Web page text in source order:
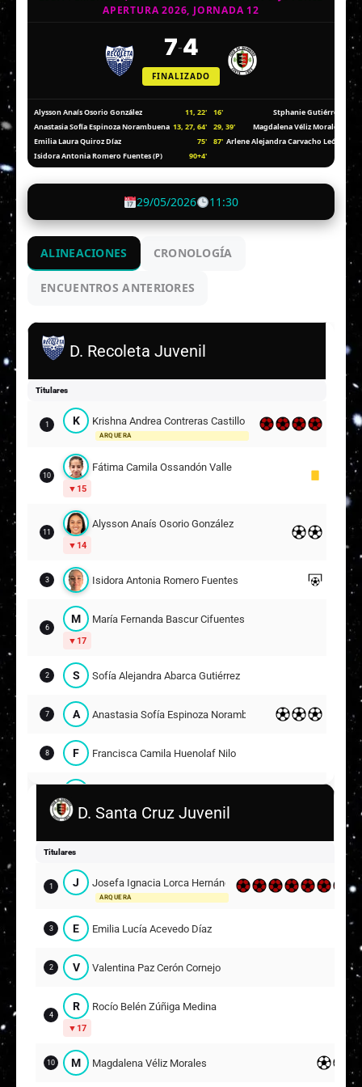
APERTURA 2026, JORNADA 12
7-4
FINALIZADO
Alysson Anaís Osorio González
11, 22'
Anastasia Sofía Espinoza Norambuena 13, 27, 64'
Emilia Laura Quiroz Díaz
75'
Isidora Antonia Romero Fuentes (P)
90+4'
16'
Stphanie Gutiérrez
29, 39'
Magdalena Véliz Morales
87' Arlene Alejandra Carvacho León
29/05/2026 11:30
ALINEACIONES CRONOLOGÍA
ENCUENTROS ANTERIORES
D. Recoleta Juvenil
Titulares
1 K Krishna Andrea Contreras Castillo
ARQUERA
10
Fátima Camila Ossandón Valle
15
11
Alysson Anaís Osorio González
14
3 Isidora Antonia Romero Fuentes
6
M María Fernanda Bascur Cifuentes
17
2 S Sofía Alejandra Abarca Gutiérrez
7 A Anastasia Sofía Espinoza Norambuena
8 F Francisca Camila Huenolaf Nilo
16
5 L
I Isidora Estrella Retamal Herrera
Suplentes
K
10
D. Santa Cruz Juvenil
Titulares
1 J Josefa Ignacia Lorca Hernández
ARQUERA
3 E Emilia Lucía Acevedo Díaz
2 V Valentina Paz Cerón Cornejo
4
R Rocío Belén Zúñiga Medina
17
10 M Magdalena Véliz Morales